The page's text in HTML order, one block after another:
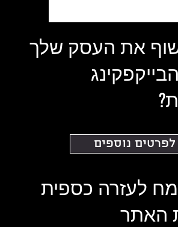
לעזרה כספית
האתר
את העסק שלך
לפרטים נוספים